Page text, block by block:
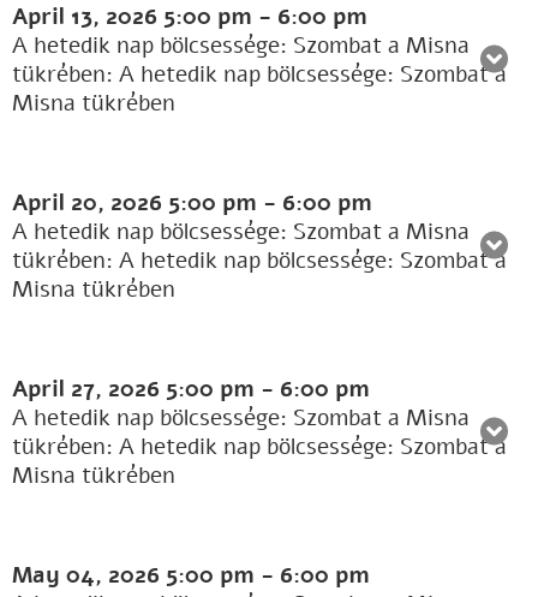
April 13, 2026 5:00 pm - 6:00 pm
A hetedik nap bölcsessége: Szombat a Misna
tükrében: A hetedik nap bölcsessége: Szombat a
Misna tükrében
April 20, 2026 5:00 pm - 6:00 pm
A hetedik nap bölcsessége: Szombat a Misna
tükrében: A hetedik nap bölcsessége: Szombat a
Misna tükrében
April 27, 2026 5:00 pm - 6:00 pm
A hetedik nap bölcsessége: Szombat a Misna
tükrében: A hetedik nap bölcsessége: Szombat a
Misna tükrében
May 04, 2026 5:00 pm - 6:00 pm